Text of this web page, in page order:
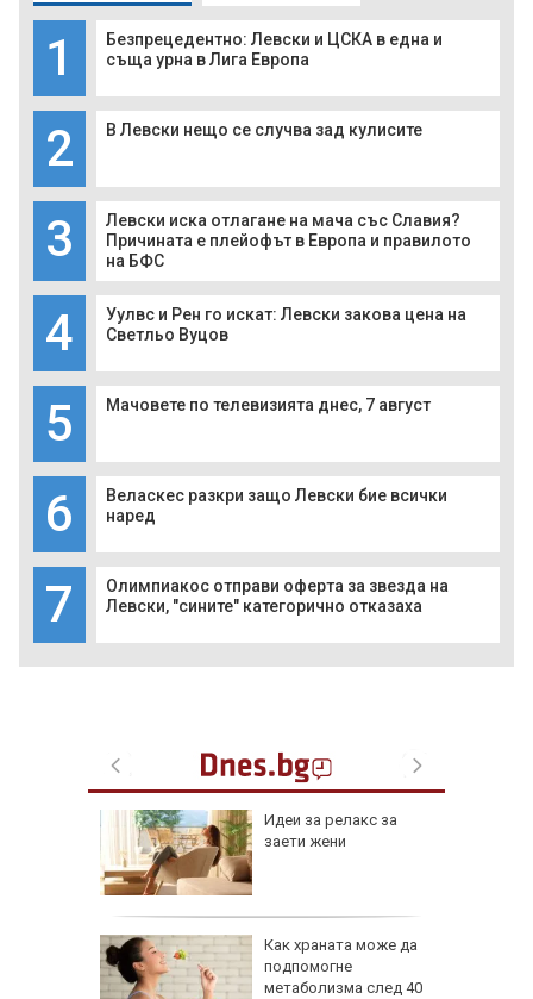
1
Безпрецедентно: Левски и ЦСКА в една и
съща урна в Лига Европа
2 В Левски нещо се случва зад кулисите
3
Левски иска отлагане на мача със Славия?
Причината е плейофът в Европа и правилото
на БФС
4
Уулвс и Рен го искат: Левски закова цена на
Светльо Вуцов
5 Мачовете по телевизията днес, 7 август
6
Веласкес разкри защо Левски бие всички
наред
7
Олимпиакос отправи оферта за звезда на
Левски, "сините" категорично отказаха
Идеи за релакс за
заети жени
Как храната може да
подпомогне
метаболизма след 40